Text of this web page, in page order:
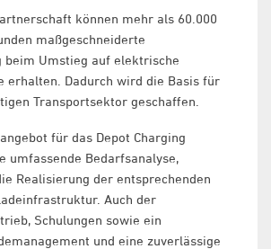
können mehr als 60.000
maßgeschneiderte
beim Umstieg auf elektrische
erhalten. Dadurch wird die Basis für
Transportsektor geschaffen.
für das Depot Charging
umfassende Bedarfsanalyse,
Realisierung der entsprechenden
Auch der
Schulungen sowie ein
und eine zuverlässige